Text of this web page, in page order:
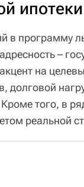
в программу
–
на
долговой
того, в
реальной